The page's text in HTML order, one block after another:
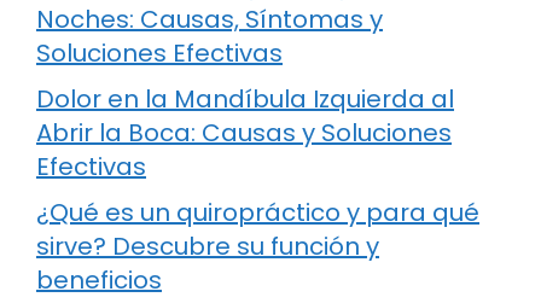
Noches: Causas, Síntomas y
Soluciones Efectivas
Dolor en la Mandíbula Izquierda al
Abrir la Boca: Causas y Soluciones
Efectivas
¿Qué es un quiropráctico y para qué
sirve? Descubre su función y
beneficios